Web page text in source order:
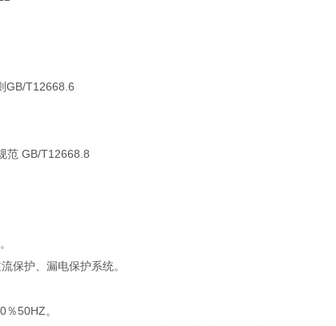
GB/T12668.6
范 GB/T12668.8
保护、漏电保护系统。
50HZ。